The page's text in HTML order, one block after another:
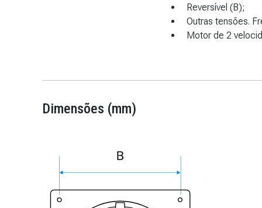
Reversível (B);
Outras tensões.
Motor de 2
Dimensões (mm)